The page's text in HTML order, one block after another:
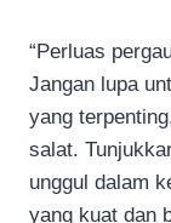
“Perluas
Jangan lupa
yang
salat.
unggul dalam
yang kuat dan